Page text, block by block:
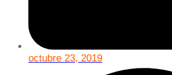
octubre 23, 2019